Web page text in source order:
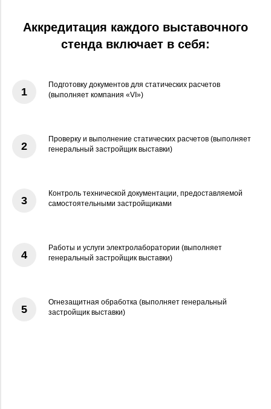
Аккредитация каждого выставочного
стенда включает в себя:
1
Подготовку документов для статических расчетов
(выполняет компания «VI»)
2
Проверку и выполнение статических расчетов (выполняет
генеральный застройщик выставки)
3
Контроль технической документации, предоставляемой
самостоятельными застройщиками
4
Работы и услуги электролаборатории (выполняет
генеральный застройщик выставки)
5
Огнезащитная обработка (выполняет генеральный
застройщик выставки)